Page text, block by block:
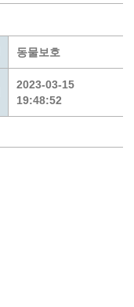
동물보호
2023-03-15
19:48:52